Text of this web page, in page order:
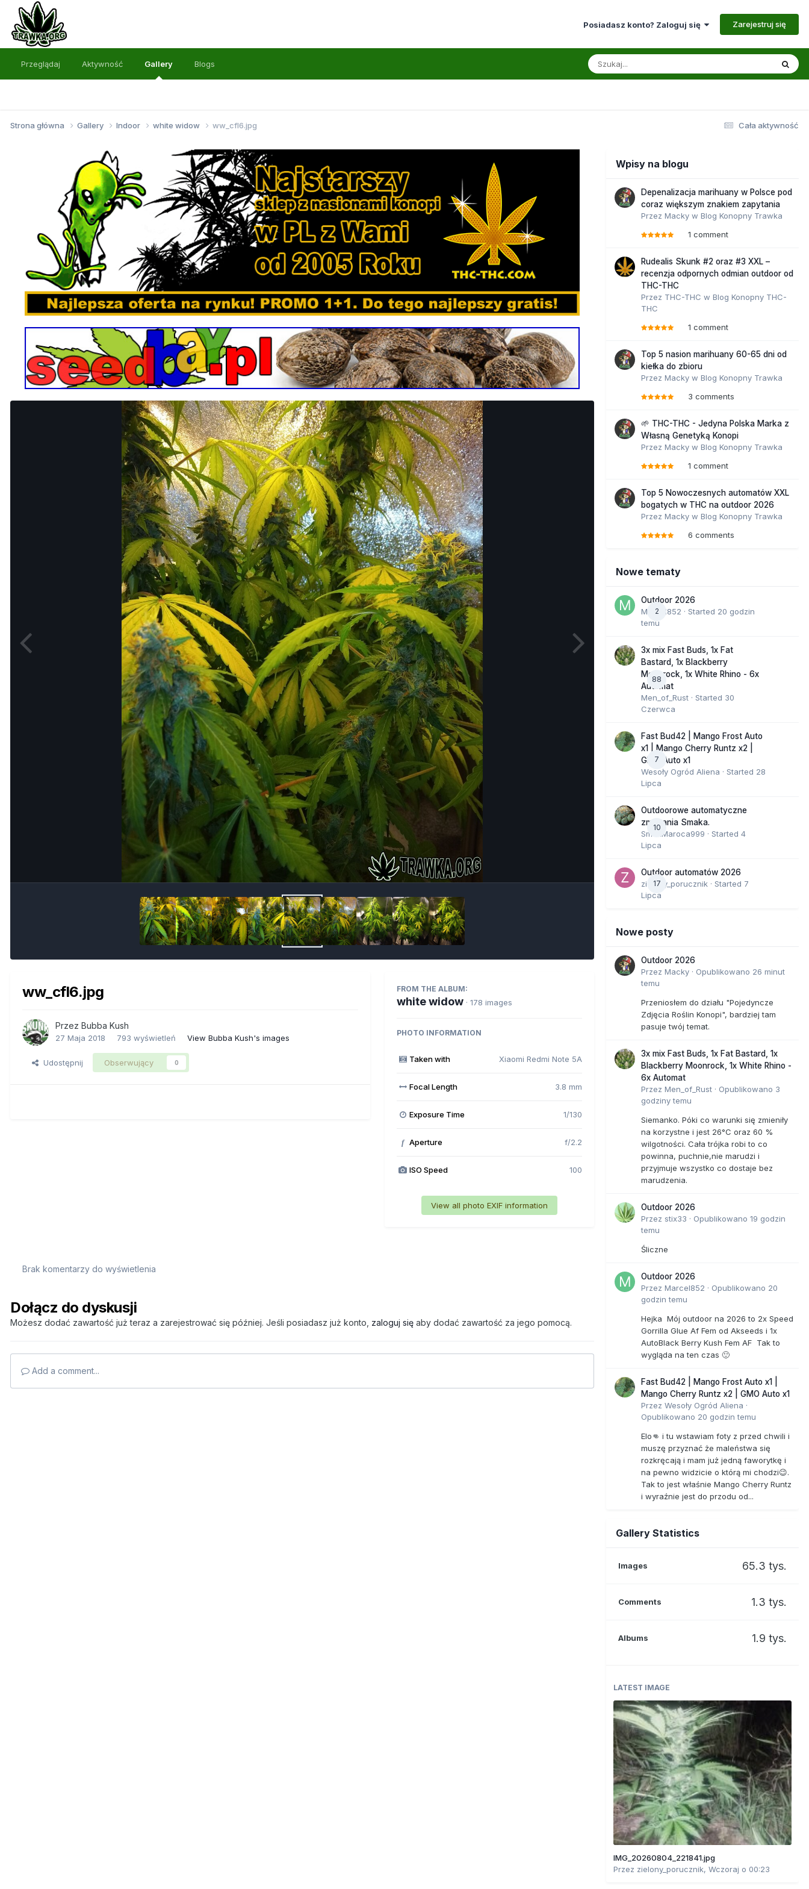
Posiadasz konto? Zaloguj się Zarejestruj się
Przeglądaj Aktywność Gallery Blogs
Cała aktywność
Strona główna Gallery Indoor white widow ww_cfl6.jpg
ww_cfl6.jpg
Przez Bubba Kush
27 Maja 2018 793 wyświetleń View Bubba Kush's images
Udostępnij Obserwujący 0
FROM THE ALBUM:
white widow · 178 images
PHOTO INFORMATION
Taken with Xiaomi Redmi Note 5A
Focal Length 3.8 mm
Exposure Time 1/130
f Aperture f/2.2
ISO Speed 100
View all photo EXIF information
Brak komentarzy do wyświetlenia
Dołącz do dyskusji
Możesz dodać zawartość już teraz a zarejestrować się później. Jeśli posiadasz już konto, zaloguj się aby dodać zawartość za jego pomocą.
Add a comment...
Wpisy na blogu
Depenalizacja marihuany w Polsce pod
coraz większym znakiem zapytania
Przez Macky w Blog Konopny Trawka
1 comment
Rudealis Skunk #2 oraz #3 XXL –
recenzja odpornych odmian outdoor od
THC-THC
Przez THC-THC w Blog Konopny THC-
THC
1 comment
Top 5 nasion marihuany 60-65 dni od
kiełka do zbioru
Przez Macky w Blog Konopny Trawka
3 comments
🌱 THC-THC - Jedyna Polska Marka z
Własną Genetyką Konopi
Przez Macky w Blog Konopny Trawka
1 comment
Top 5 Nowoczesnych automatów XXL
bogatych w THC na outdoor 2026
Przez Macky w Blog Konopny Trawka
6 comments
Nowe tematy
2
Outdoor 2026
Marcel852 · Started 20 godzin
temu
88
3x mix Fast Buds, 1x Fat
Bastard, 1x Blackberry
Moonrock, 1x White Rhino - 6x
Automat
Men_of_Rust · Started 30
Czerwca
7
Fast Bud42 | Mango Frost Auto
x1 | Mango Cherry Runtz x2 |
GMO Auto x1
Wesoły Ogród Aliena · Started 28
Lipca
10
Outdoorowe automatyczne
zmagania Smaka.
SmakMaroca999 · Started 4
Lipca
17
Outdoor automatów 2026
zielony_porucznik · Started 7
Lipca
Nowe posty
Outdoor 2026
Przez Macky · Opublikowano 26 minut
temu
Przeniosłem do działu "Pojedyncze
Zdjęcia Roślin Konopi", bardziej tam
pasuje twój temat.
3x mix Fast Buds, 1x Fat Bastard, 1x
Blackberry Moonrock, 1x White Rhino -
6x Automat
Przez Men_of_Rust · Opublikowano 3
godziny temu
Siemanko. Póki co warunki się zmieniły
na korzystne i jest 26°C oraz 60 %
wilgotności. Cała trójka robi to co
powinna, puchnie,nie marudzi i
przyjmuje wszystko co dostaje bez
marudzenia.
Outdoor 2026
Przez stix33 · Opublikowano 19 godzin
temu
Śliczne
Outdoor 2026
Przez Marcel852 · Opublikowano 20
godzin temu
Hejka Mój outdoor na 2026 to 2x Speed
Gorrilla Glue Af Fem od Akseeds i 1x
AutoBlack Berry Kush Fem AF Tak to
wygląda na ten czas 🙂
Fast Bud42 | Mango Frost Auto x1 |
Mango Cherry Runtz x2 | GMO Auto x1
Przez Wesoły Ogród Aliena ·
Opublikowano 20 godzin temu
Elo👊 i tu wstawiam foty z przed chwili i
muszę przyznać że maleństwa się
rozkręcają i mam już jedną faworytkę i
na pewno widzicie o którą mi chodzi😉.
Tak to jest właśnie Mango Cherry Runtz
i wyraźnie jest do przodu od...
Gallery Statistics
Images 65.3 tys.
Comments 1.3 tys.
Albums 1.9 tys.
LATEST IMAGE
IMG_20260804_221841.jpg
Przez zielony_porucznik, Wczoraj o 00:23